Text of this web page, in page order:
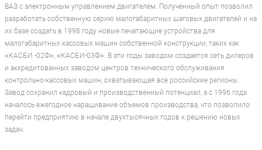
ВАЗ с электронным управлением двигателем. Полученный опыт позволил
разработать собственную серию малогабаритных шаговых двигателей и на
их базе создать в 1998 году новые печатающие устройства для
малогабаритных кассовых машин собственной конструкции, таких как
«КАСБИ -02Ф», «КАСБИ-03Ф». В эти годы заводом создается сеть дилеров
и аккредитованных заводом центров технического обслуживания
контрольно-кассовых машин, охватывающая все российские регионы.
Завод сохранил кадровый и производственный потенциал, а с 1996 года
началось ежегодное наращивание объемов производства, что позволило
перейти предприятию в начале двухтысячных годов к решению новых
задач.